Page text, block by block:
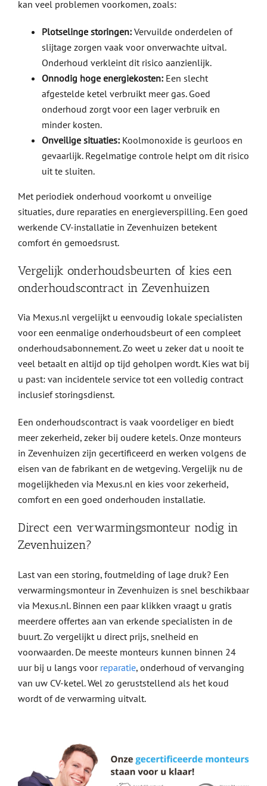
kan veel problemen voorkomen, zoals:
Plotselinge storingen:Vervuilde onderdelen of
slijtage zorgen vaak voor onverwachte uitval.
Onderhoud verkleint dit risico aanzienlijk.
Onnodig hoge energiekosten:Een slecht
afgestelde ketel verbruikt meer gas. Goed
onderhoud zorgt voor een lager verbruik en
minder kosten.
Onveilige situaties:Koolmonoxide is geurloos en
gevaarlijk. Regelmatige controle helpt om dit risico
uit te sluiten.
Met periodiek onderhoud voorkomt u onveilige
situaties, dure reparaties en energieverspilling. Een goed
werkende CV-installatie in Zevenhuizen betekent
comfort én gemoedsrust.
Vergelijk onderhoudsbeurten of kies een
onderhoudscontract in Zevenhuizen
Via Mexus.nl vergelijkt u eenvoudig lokale specialisten
voor een eenmalige onderhoudsbeurt of een compleet
onderhoudsabonnement. Zo weet u zeker dat u nooit te
veel betaalt en altijd op tijd geholpen wordt. Kies wat bij
u past: van incidentele service tot een volledig contract
inclusief storingsdienst.
Een onderhoudscontract is vaak voordeliger en biedt
meer zekerheid, zeker bij oudere ketels. Onze monteurs
in Zevenhuizen zijn gecertificeerd en werken volgens de
eisen van de fabrikant en de wetgeving. Vergelijk nu de
mogelijkheden via Mexus.nl en kies voor zekerheid,
comfort en een goed onderhouden installatie.
Direct een verwarmingsmonteur nodig in
Zevenhuizen?
Last van een storing, foutmelding of lage druk? Een
verwarmingsmonteur in Zevenhuizen is snel beschikbaar
via Mexus.nl. Binnen een paar klikken vraagt u gratis
meerdere offertes aan van erkende specialisten in de
buurt. Zo vergelijkt u direct prijs, snelheid en
voorwaarden. De meeste monteurs kunnen binnen 24
uur bij u langs voor reparatie, onderhoud of vervanging
van uw CV-ketel. Wel zo geruststellend als het koud
wordt of de verwarming uitvalt.